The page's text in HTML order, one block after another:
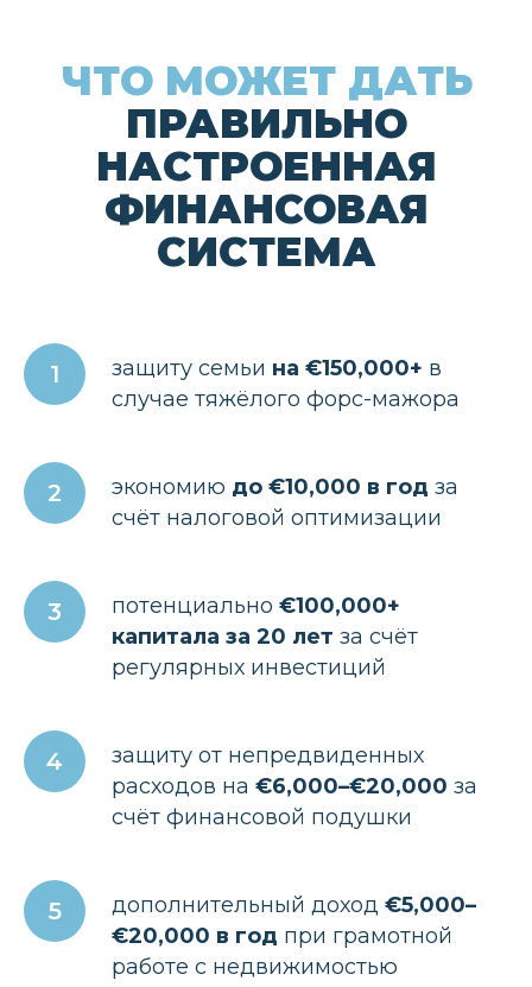
защиту семьи на €150,000+ в
случае тяжёлого форс-мажора
экономию до €10,000 в год за
счёт налоговой оптимизации
потенциально €100,000+
капитала за 20 лет за счёт
регулярных инвестиций
защиту от непредвиденных
расходов на €6,000–€20,000 за
счёт финансовой подушки
дополнительный доход €5,000–
€20,000 в год при грамотной
работе с недвижимостью